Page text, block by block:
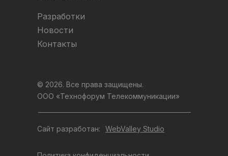
Разработки
Новости
Контакты
© 2026. Все права защищены.
ООО «Технофорум Телекоммуникации»
Сайт разработан: WebValley Studio